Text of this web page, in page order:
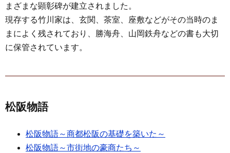
まざまな顕彰碑が建立されました。
現存する竹川家は、玄関、茶室、座敷などがその当時のま
まによく残されており、勝海舟、山岡鉄舟などの書も大切
に保管されています。
松阪物語
松阪物語～商都松阪の基礎を築いた～
松阪物語～市街地の豪商たち～